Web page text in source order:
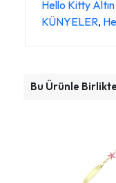
Hello Kitty
KÜNYELER,
Bu Ürünle